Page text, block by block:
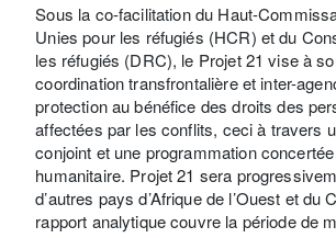
Sous la co-facilitation du Haut-
Unies pour les réfugiés (HCR) et du
les réfugiés (DRC), le Projet 21 vise à
coordination transfrontalière et inter-
protection au bénéfice des droits des
affectées par les conflits, ceci à travers
conjoint et une programmation
humanitaire. Projet 21 sera
d’autres pays d’Afrique de l’Ouest et du
rapport analytique couvre la période de